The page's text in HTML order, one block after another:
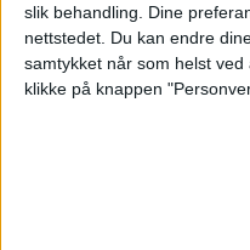
slik behandling. Dine
nettstedet. Du kan endre
samtykket når som helst
klikke på knappen
okkupasjon av
Likevel gikk